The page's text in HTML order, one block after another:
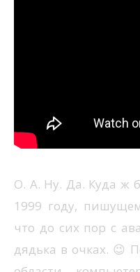
О. А. Ну. Да. Куда ж
1999 году,
что до сих пор с
дядька в очках. 😉